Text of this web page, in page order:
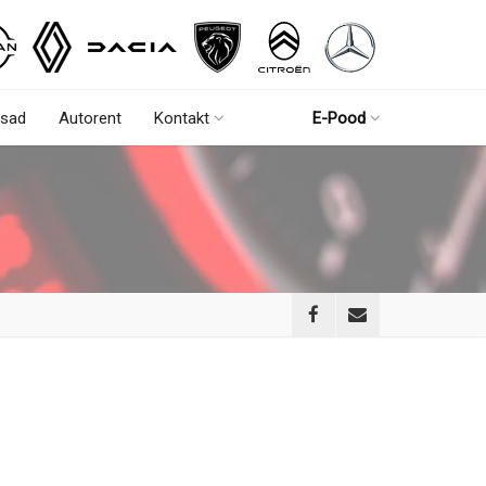
Autorent Kontakt E-Pood